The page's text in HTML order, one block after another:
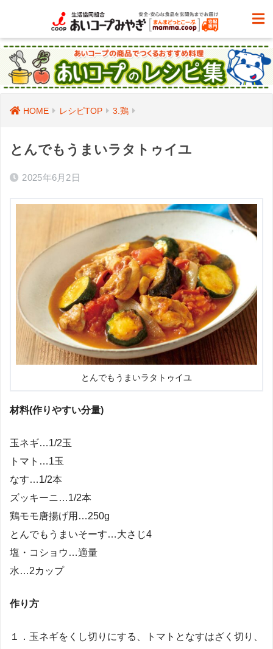
HOME レシピTOP 3.鶏
とんでもうまいラタトゥイユ
2025年6月2日
とんでもうまいラタトゥイユ
材料(作りやすい分量)
玉ネギ…1/2玉
トマト…1玉
なす…1/2本
ズッキーニ…1/2本
鶏モモ唐揚げ用…250g
とんでもうまいそーす…大さじ4
塩・コショウ…適量
水…2カップ
作り方
１．玉ネギをくし切りにする、トマトとなすはざく切り、